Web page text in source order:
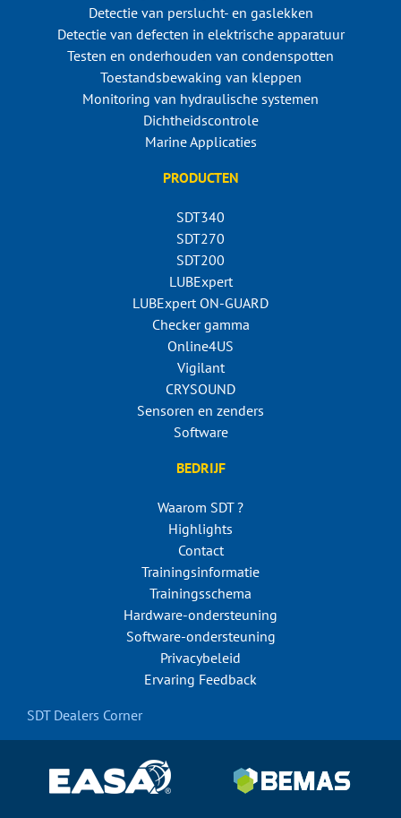
Detectie van perslucht- en gaslekken
Detectie van defecten in elektrische apparatuur
Testen en onderhouden van condenspotten
Toestandsbewaking van kleppen
Monitoring van hydraulische systemen
Dichtheidscontrole
Marine Applicaties
PRODUCTEN
SDT340
SDT270
SDT200
LUBExpert
LUBExpert ON-GUARD
Checker gamma
Online4US
Vigilant
CRYSOUND
Sensoren en zenders
Software
BEDRIJF
Waarom SDT ?
Highlights
Contact
Trainingsinformatie
Trainingsschema
Hardware-ondersteuning
Software-ondersteuning
Privacybeleid
Ervaring Feedback
SDT Dealers Corner